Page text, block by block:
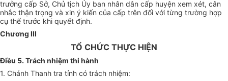
trưởng cấp Sở, Chủ tịch Ủy ban nhân dân cấp huyện xem xét, cân
nhắc thận trọng và xin ý kiến của cấp trên đối với từng trường hợp
cụ thể trước khi quyết định.
Chương III
TỔ CHỨC THỰC HIỆN
Điều 5. Trách nhiệm thi hành
1. Chánh Thanh tra tỉnh có trách nhiệm: